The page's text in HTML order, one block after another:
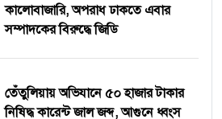
কালোবাজারি, অপরাধ ঢাকতে এবার
সম্পাদকের বিরুদ্ধে জিডি
তেঁতুলিয়ায় অভিযানে ৫০ হাজার টাকার
নিষিদ্ধ কারেন্ট জাল জব্দ, আগুনে ধ্বংস